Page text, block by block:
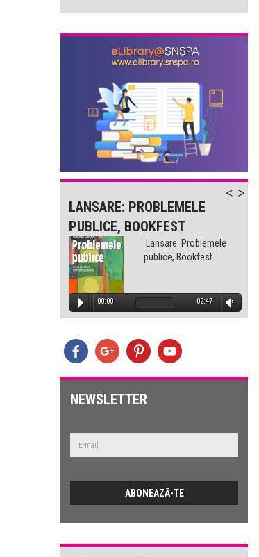
LANSARE: PROBLEMELE
PUBLICE, BOOKFEST
Lansare: Problemele
publice, Bookfest
00:00 02:47
NEWSLETTER